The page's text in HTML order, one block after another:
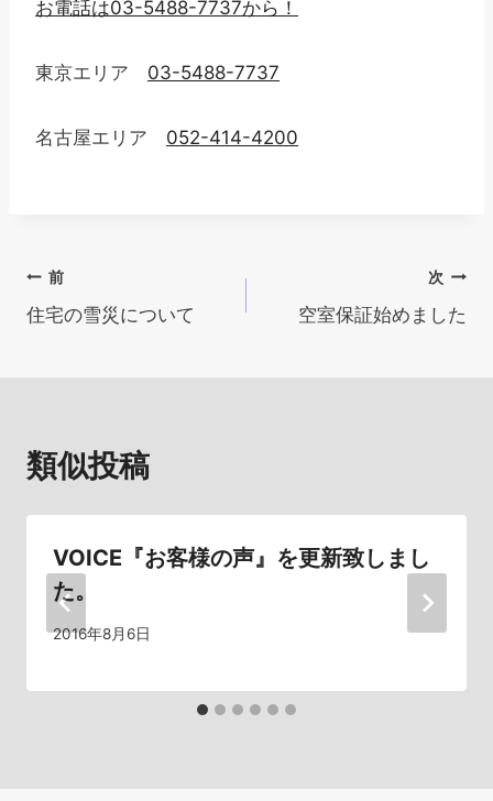
お電話は03-5488-7737から！
東京エリア 03-5488-7737
名古屋エリア 052-414-4200
投
稿
ゲ
ー
シ
ョ
前
住宅の雪災について
次
空室保証始めました
類似投稿
VOICE『お客様の声』を更新致しまし
た。
2016年8月6日